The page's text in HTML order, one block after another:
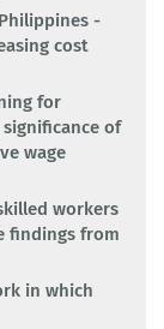
-
cost
for
of
wage
workers
findings from
in which